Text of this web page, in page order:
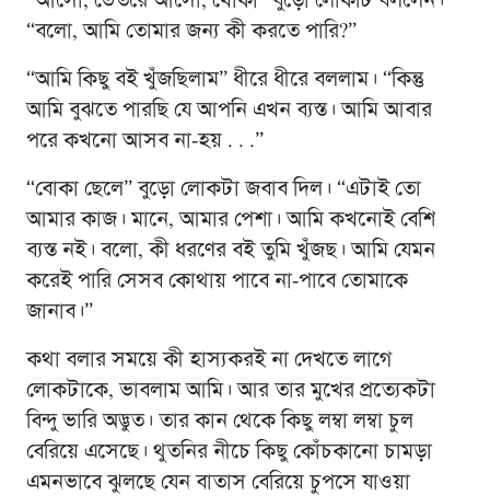
“বলো, আমি তোমার জন্য কী করতে পারি?”
“আমি কিছু বই খুঁজছিলাম” ধীরে ধীরে বললাম। “কিন্তু
আমি বুঝতে পারছি যে আপনি এখন ব্যস্ত। আমি আবার
পরে কখনো আসব না-হয় . . .”
“বোকা ছেলে” বুড়ো লোকটা জবাব দিল। “এটাই তো
আমার কাজ। মানে, আমার পেশা। আমি কখনোই বেশি
ব্যস্ত নই। বলো, কী ধরণের বই তুমি খুঁজছ। আমি যেমন
করেই পারি সেসব কোথায় পাবে না-পাবে তোমাকে
জানাব।”
কথা বলার সময়ে কী হাস্যকরই না দেখতে লাগে
লোকটাকে, ভাবলাম আমি। আর তার মুখের প্রত্যেকটা
বিন্দু ভারি অদ্ভুত। তার কান থেকে কিছু লম্বা লম্বা চুল
বেরিয়ে এসেছে। থুতনির নীচে কিছু কোঁচকানো চামড়া
এমনভাবে ঝুলছে যেন বাতাস বেরিয়ে চুপসে যাওয়া